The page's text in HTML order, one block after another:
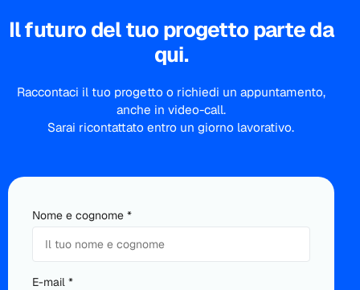
Il futuro del tuo progetto parte da
qui.
Raccontaci il tuo progetto o richiedi un appuntamento,
anche in video-call.
Sarai ricontattato entro un giorno lavorativo.
Nome e cognome *
Si
E-mail *